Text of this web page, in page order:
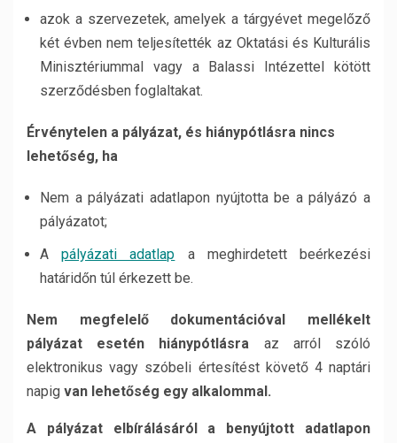
azok a szervezetek, amelyek a tárgyévet megelőző
két évben nem teljesítették az Oktatási és Kulturális
Minisztériummal vagy a Balassi Intézettel kötött
szerződésben foglaltakat.
Érvénytelen a pályázat, és hiánypótlásra nincs
lehetőség, ha
Nem a pályázati adatlapon nyújtotta be a pályázó a
pályázatot;
Apályázati adatlap a meghirdetett beérkezési
határidőn túl érkezett be.
Nem megfelelő dokumentációval mellékelt
pályázat esetén hiánypótlásra az arról szóló
elektronikus vagy szóbeli értesítést követő 4 naptári
napig van lehetőség egy alkalommal.
A pályázat elbírálásáról a benyújtott adatlapon